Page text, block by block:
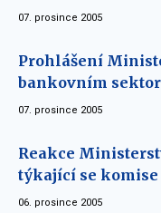
07. prosince 2005
Prohlášení
bankovním
07. prosince 2005
Reakce
týkající se
06. prosince 2005